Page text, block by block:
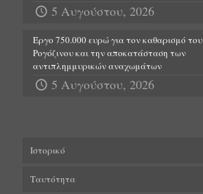
5 Αυγούστου, 2026
Έργο 750.000 ευρώ για τον καθαρισμό του
Ρογόζινου και την αποκατάσταση των
αντιπλημμυρικών αναχωμάτων
5 Αυγούστου, 2026
Ιστορικό
Ταυτότητα